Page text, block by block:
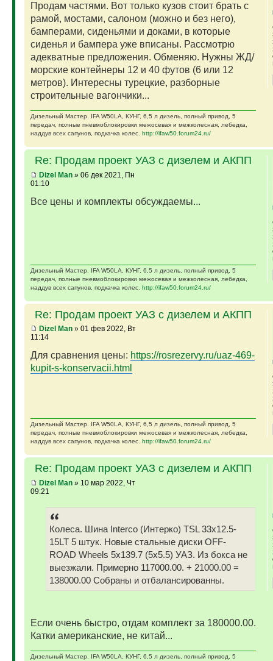
Продам частями. Вот только кузов стоит брать с
рамой, мостами, салоном (можно и без него),
бамперами, сиденьями и доками, в которые
сиденья и бампера уже вписаны. Рассмотрю
адекватные предложения. Обменяю. Нужны ЖД/
морские контейнеры 12 и 40 футов (6 или 12
метров). Интересны турецкие, разборные
строительные вагончики...
Дизельный Мастер. IFA W50LA, КУНГ, 6,5 л дизель, полный привод, 5
передач, полные пневмоблокировки межосевая и межколесная, лебедка,
наддув всех сапунов, подкачка колес. http://ifaw50.forum24.ru/
Re: Продам проект УАЗ с дизелем и АКПП
Dizel Man» 06 дек 2021, Пн
01:10
Все цены и комплекты обсуждаемы...
Дизельный Мастер. IFA W50LA, КУНГ, 6,5 л дизель, полный привод, 5
передач, полные пневмоблокировки межосевая и межколесная, лебедка,
наддув всех сапунов, подкачка колес. http://ifaw50.forum24.ru/
Re: Продам проект УАЗ с дизелем и АКПП
Dizel Man» 01 фев 2022, Вт
11:14
Для сравнения цены: https://rosrezervy.ru/uaz-469-
kupit-s-konservacii.html
Дизельный Мастер. IFA W50LA, КУНГ, 6,5 л дизель, полный привод, 5
передач, полные пневмоблокировки межосевая и межколесная, лебедка,
наддув всех сапунов, подкачка колес. http://ifaw50.forum24.ru/
Re: Продам проект УАЗ с дизелем и АКПП
Dizel Man» 10 мар 2022, Чт
09:21
Колеса. Шина Interco (Интерко) TSL 33x12.5-
15LT 5 штук. Новые стальные диски OFF-
ROAD Wheels 5x139.7 (5x5.5) УАЗ. Из бокса не
выезжали. Примерно 117000.00. + 21000.00 =
138000.00 Собраны и отбалансированны.
Если очень быстро, отдам комплект за 180000.00.
Катки американские, не китай...
Дизельный Мастер. IFA W50LA, КУНГ, 6,5 л дизель, полный привод, 5